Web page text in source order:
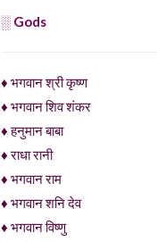
░ Gods
♦ भगवान श्री कृष्ण
♦ भगवान शिव शंकर
♦ हनुमान बाबा
♦ राधा रानी
♦ भगवान राम
♦ भगवान शनि देव
♦ भगवान विष्णु